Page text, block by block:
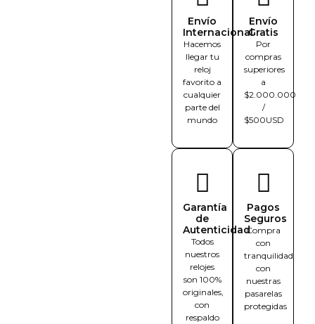
Envío
Internacional
Hacemos
llegar tu
reloj
favorito a
cualquier
parte del
mundo
Envío
Gratis
Por
compras
superiores
a
$2.000.000
/
$500USD
Garantía
de
Autenticidad
Todos
nuestros
relojes
son 100%
originales,
con
respaldo
Pagos
Seguros
Compra
con
tranquilidad
con
nuestras
pasarelas
protegidas